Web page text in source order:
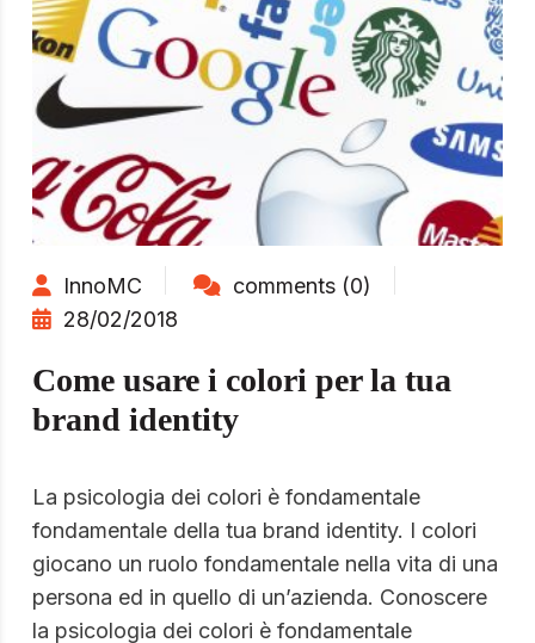
InnoMC
comments (0)
28/02/2018
Come usare i colori per la tua
brand identity
La psicologia dei colori è fondamentale
fondamentale della tua brand identity. I colori
giocano un ruolo fondamentale nella vita di una
persona ed in quello di un’azienda. Conoscere
la psicologia dei colori è fondamentale